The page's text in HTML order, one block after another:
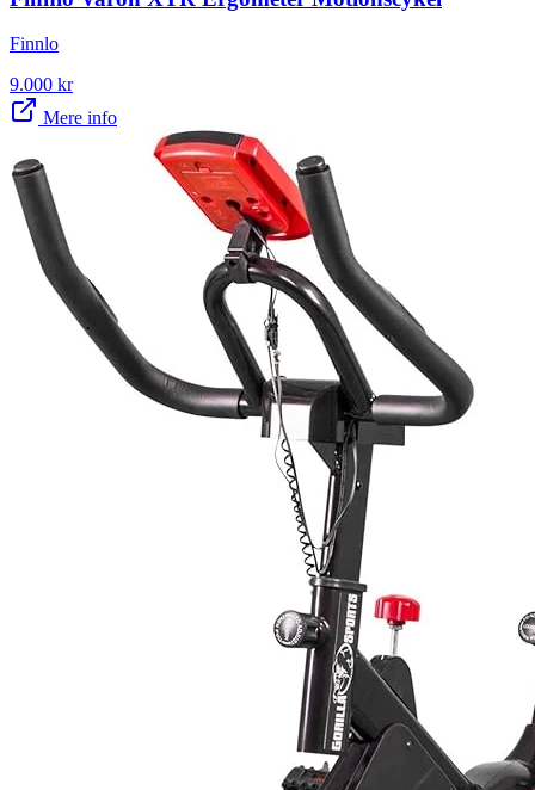
Finnlo
9.000 kr
Mere info